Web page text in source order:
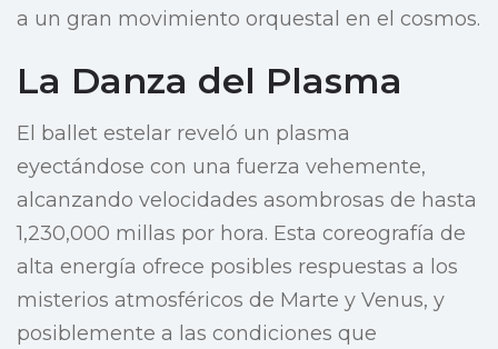
a un gran movimiento orquestal en el cosmos.
La Danza del Plasma
El ballet estelar reveló un plasma
eyectándose con una fuerza vehemente,
alcanzando velocidades asombrosas de hasta
1,230,000 millas por hora. Esta coreografía de
alta energía ofrece posibles respuestas a los
misterios atmosféricos de Marte y Venus, y
posiblemente a las condiciones que